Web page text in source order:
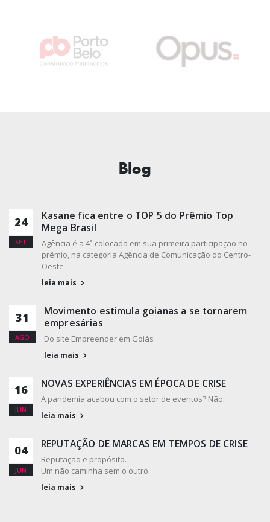
Blog
24
SET
Kasane fica entre o TOP 5 do Prêmio Top
Mega Brasil
Agência é a 4ª colocada em sua primeira participação no
prêmio, na categoria Agência de Comunicação do Centro-
Oeste
leia mais
31
AGO
Movimento estimula goianas a se tornarem
empresárias
Do site Empreender em Goiás
leia mais
16
JUN
NOVAS EXPERIÊNCIAS EM ÉPOCA DE CRISE
A pandemia acabou com o setor de eventos? Não.
leia mais
04
JUN
REPUTAÇÃO DE MARCAS EM TEMPOS DE CRISE
Reputação e propósito.
Um não caminha sem o outro.
leia mais